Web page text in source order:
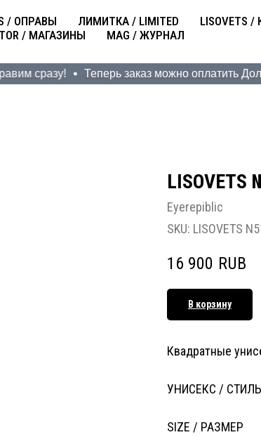
/ ОПРАВЫ ЛИМИТКА / LIMITED
LISOVETS
/ МАГАЗИНЫ
MAG / ЖУРНАЛ
сразу! Теперь заказ можно оплатить
LISOVETS
Eyerepiblic
SKU: LISOVETS
16 900 RUB
В корзину
Квадратные
УНИСЕКС /
SIZE / РАЗМЕР